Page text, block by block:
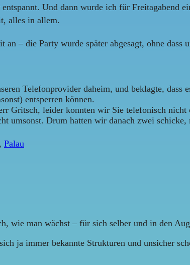
Und dann wurde ich für Freitagabend
alles in allem.
– die Party wurde später abgesagt, ohne
Telefonprovider daheim, und beklagte, dass
entsperren können.
Gritsch, leider konnten wir Sie telefonisch nicht
umsonst. Drum hatten wir danach zwei
Palau
wie man wächst – für sich selber und in den
ja immer bekannte Strukturen und unsicher